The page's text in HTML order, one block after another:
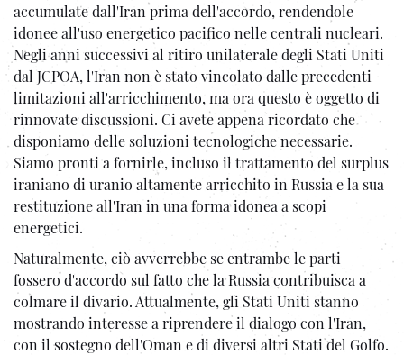
accumulate dall'Iran prima dell'accordo, rendendole
idonee all'uso energetico pacifico nelle centrali nucleari.
Negli anni successivi al ritiro unilaterale degli Stati Uniti
dal JCPOA, l'Iran non è stato vincolato dalle precedenti
limitazioni all'arricchimento, ma ora questo è oggetto di
rinnovate discussioni. Ci avete appena ricordato che
disponiamo delle soluzioni tecnologiche necessarie.
Siamo pronti a fornirle, incluso il trattamento del surplus
iraniano di uranio altamente arricchito in Russia e la sua
restituzione all'Iran in una forma idonea a scopi
energetici.
Naturalmente, ciò avverrebbe se entrambe le parti
fossero d'accordo sul fatto che la Russia contribuisca a
colmare il divario. Attualmente, gli Stati Uniti stanno
mostrando interesse a riprendere il dialogo con l'Iran,
con il sostegno dell'Oman e di diversi altri Stati del Golfo.